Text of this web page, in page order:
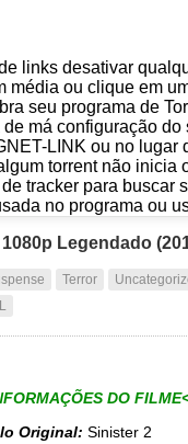
links desativar
média ou clique em
seu programa de
má configuração do
LINK ou no lugar
torrent não inicia
tracker para buscar
no programa ou
Legendado
Terror
DO
Original: Sinister 2